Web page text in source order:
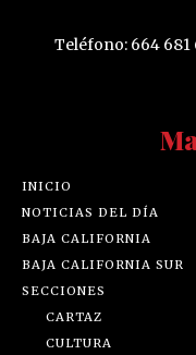
Teléfono: 664 681
INICIO
NOTICIAS DEL DÍA
BAJA CALIFORNIA
BAJA CALIFORNIA SUR
SECCIONES
CARTAZ
CULTURA